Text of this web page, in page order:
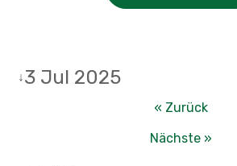
↓3 Jul 2025
« Zurück
Nächste »